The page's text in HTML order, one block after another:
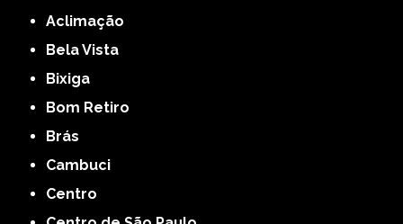
Aclimação
Bela Vista
Bixiga
Bom Retiro
Brás
Cambuci
Centro